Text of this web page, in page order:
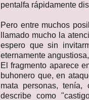
pentalfa rápidamente
Pero entre muchos
llamado mucho la
espero que sin
eternamente
El fragmento aparece
buhonero que, en
mata personas, tenía,
describe como